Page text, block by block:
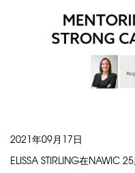
2021年09月17日
ELISSA STIRLING在NAWIC